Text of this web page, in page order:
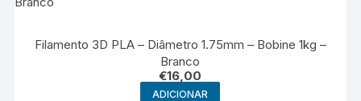
Filamento 3D PLA – Diâmetro 1.75mm – Bobine 1kg –
Branco
€16,00
ADICIONAR